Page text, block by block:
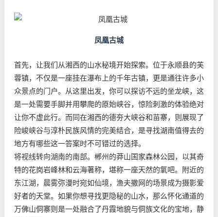
凤凰古城
首先，让我们从湘西的山水秘境开始探索。位于永顺县的芙
蓉镇，不仅是一座挂在瀑布上的千年古镇，更是通往许多小
众景点的门户。从这里出发，你可以探访不远的坐龙峡，这
是一处需要手脚并用攀爬的原始峡谷，惊险刺激的体验绝对
让你不虚此行。而同在湘西的德夯大峡谷和苗寨，则展现了
险峻峡谷与淳朴民族风情的完美结合，是寻找湖南值得去的
地方有哪些这一答案时不可错过的选择。
将视线转向湖南的南部。郴州的莽山国家森林公园，以其奇
特的花岗岩峰林和云海著称，堪称一座天然的氧吧。附近的
东江湖，晨雾弥漫时宛如仙境，渔夫撒网的场景成为摄影爱
好者的天堂。如果你想寻找更隐秘的山水，那么怀化通道的
万佛山侗寨则是一处融合了丹霞地貌与侗族文化的宝地，静